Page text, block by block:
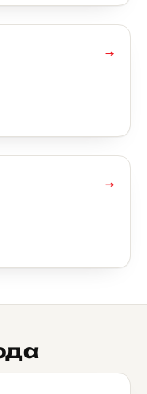
→
→